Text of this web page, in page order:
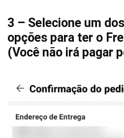
3 – Selecione um
opções para ter o
(Você não irá pagar